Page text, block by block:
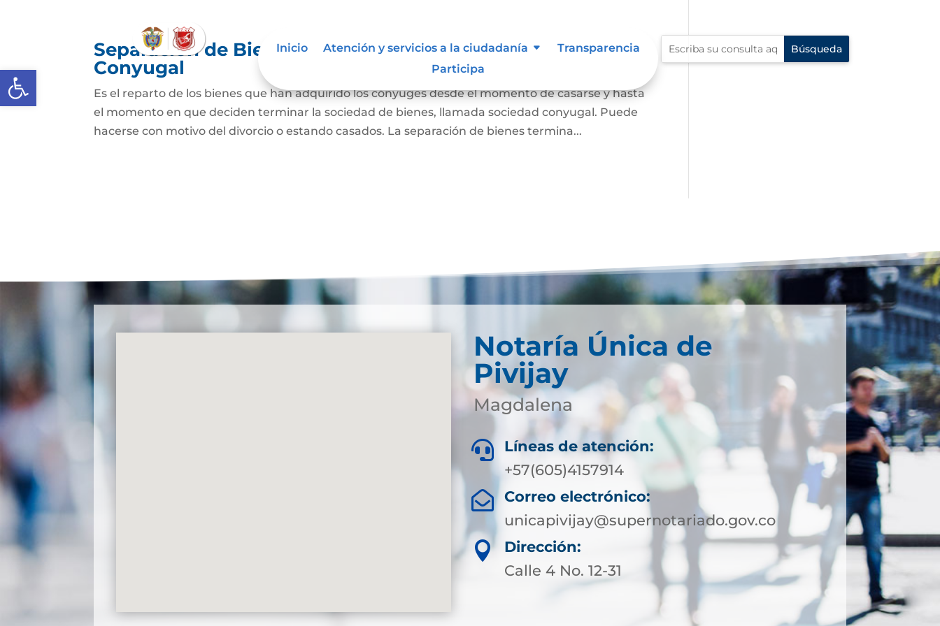
Abrir barra de herramientas
Inicio Atención y servicios a la ciudadanía
Transparencia
Participa
Separación de Bienes o Liquidación de Sociedad
Conyugal
Es el reparto de los bienes que han adquirido los cónyuges desde el momento de casarse y hasta
el momento en que deciden terminar la sociedad de bienes, llamada sociedad conyugal. Puede
hacerse con motivo del divorcio o estando casados. La separación de bienes termina...
Notaría Única de
Pivijay
Magdalena

Líneas de atención:
+57(605)4157914

Correo electrónico:
unicapivijay@supernotariado.gov.co

Dirección:
Calle 4 No. 12-31